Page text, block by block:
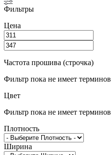
Фильтры
Цена
Частота прошива (строчка)
Фильтр пока не имеет терминов
Цвет
Фильтр пока не имеет терминов
Плотность
Ширина